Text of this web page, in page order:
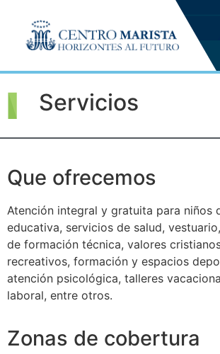
Servicios
Que ofrecemos
Atención integral y gratuita para niños
educativa, servicios de salud,
de formación técnica, valores
recreativos, formación y espacios
atención psicológica, talleres
laboral, entre otros.
Zonas de cobertura